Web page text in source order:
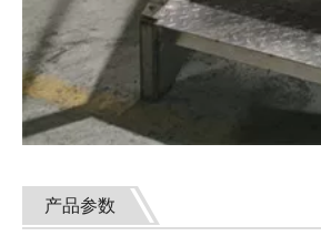
产品参数